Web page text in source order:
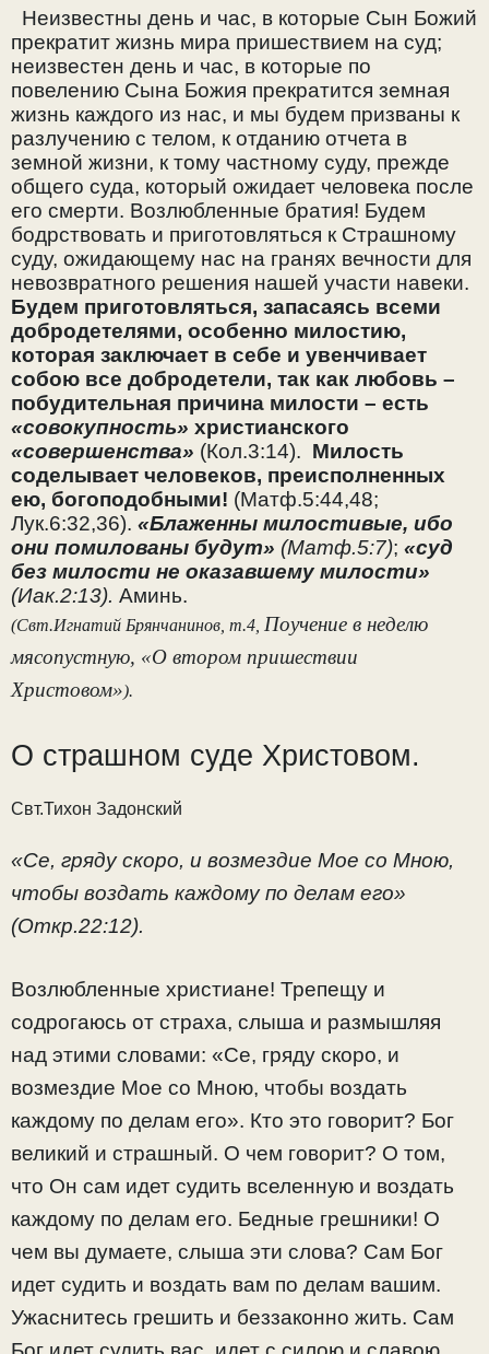
Неизвестны день и час, в которые Сын Божий
прекратит жизнь мира пришествием на суд;
неизвестен день и час, в которые по
повелению Сына Божия прекратится земная
жизнь каждого из нас, и мы будем призваны к
разлучению с телом, к отданию отчета в
земной жизни, к тому частному суду, прежде
общего суда, который ожидает человека после
его смерти. Возлюбленные братия! Будем
бодрствовать и приготовляться к Страшному
суду, ожидающему нас на гранях вечности для
невозвратного решения нашей участи навеки.
Будем приготовляться, запасаясь всеми
добродетелями, особенно милостию,
которая заключает в себе и увенчивает
собою все добродетели, так как любовь –
побудительная причина милости – есть
«совокупность» христианского
«совершенства» (Кол.3:14). Милость
соделывает человеков, преисполненных
ею, богоподобными! (Матф.5:44,48;
Лук.6:32,36). «Блаженны милостивые, ибо
они помилованы будут» (Матф.5:7); «суд
без милости не оказавшему милости»
(Иак.2:13). Аминь.
(Свт.Игнатий Брянчанинов, т.4, Поучение в неделю
мясопустную, «О втором пришествии
Христовом»).
О страшном суде Христовом.
Свт.Тихон Задонский
«Се, гряду скоро, и возмездие Мое со Мною,
чтобы воздать каждому по делам его»
(Откр.22:12).
Возлюбленные христиане! Трепещу и
содрогаюсь от страха, слыша и размышляя
над этими словами: «Се, гряду скоро, и
возмездие Мое со Мною, чтобы воздать
каждому по делам его». Кто это говорит? Бог
великий и страшный. О чем говорит? О том,
что Он сам идет судить вселенную и воздать
каждому по делам его. Бедные грешники! О
чем вы думаете, слыша эти слова? Сам Бог
идет судить и воздать вам по делам вашим.
Ужаснитесь грешить и беззаконно жить. Сам